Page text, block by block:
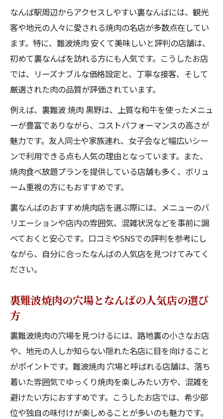
なんば駅周辺からアクセスしやすい裏なんばには、観光
客や地元の人々に愛される焼肉の名店が多数点在してい
ます。特に、難波焼肉 安くて美味しいと評判の店舗は、
初めて裏なんばを訪れる方にも人気です。こうしたお店
では、リーズナブルな価格設定と、丁寧な接客、そして
厳選された肉の品質が評価されています。
例えば、裏難波 焼肉 黒野は、上質な和牛を使ったメニュ
ーが豊富でありながら、コストパフォーマンスの高さが
魅力です。友人同士や家族連れ、女子会など幅広いシー
ンで利用できる点も人気の理由となっています。また、
焼肉食べ放題プランを提供している店舗も多く、ボリュ
ーム重視の方にもおすすめです。
裏なんばのおすすめ焼肉店を選ぶ際には、メニューのバ
リエーションや店内の雰囲気、混雑状況などを事前に調
べておくと安心です。口コミやSNSでの評判を参考にし
ながら、自分に合ったなんばの人気店を見つけてみてく
ださい。
裏難波焼肉の穴場となんばの人気店の選び
方
裏難波焼肉の穴場を見つけるには、路地裏の小さなお店
や、地元の人しか知らない隠れた名店に目を向けること
がポイントです。難波焼肉 穴場と呼ばれる店舗は、落ち
着いた雰囲気でゆっくり焼肉を楽しみたい方や、混雑を
避けたい方におすすめです。こうしたお店では、希少部
位や独自の味付けが楽しめることが多いのも魅力です。